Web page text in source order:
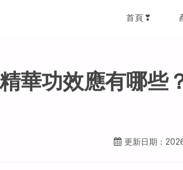
首頁❣
華功效應有哪些
更新日期：